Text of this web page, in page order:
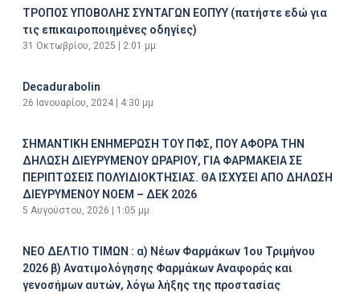
ΤΡΟΠΟΣ ΥΠΟΒΟΛΗΣ ΣΥΝΤΑΓΩΝ ΕΟΠΥΥ (πατήστε εδώ για
τις επικαιροποιημένες οδηγίες)
31 Οκτωβρίου, 2025 2:01 μμ
Decadurabolin
26 Ιανουαρίου, 2024 4:30 μμ
ΣΗΜΑΝΤΙΚΗ ΕΝΗΜΕΡΩΣΗ ΤΟΥ ΠΦΣ, ΠΟΥ ΑΦΟΡΑ ΤΗΝ
ΔΗΛΩΣΗ ΔΙΕΥΡΥΜΕΝΟΥ ΩΡΑΡΙΟΥ, ΓΙΑ ΦΑΡΜΑΚΕΙΑ ΣΕ
ΠΕΡΙΠΤΩΣΕΙΣ ΠΟΛΥΙΔΙΟΚΤΗΣΙΑΣ. ΘΑ ΙΣΧΥΣΕΙ ΑΠΟ ΔΗΛΩΣΗ
ΔΙΕΥΡΥΜΕΝΟΥ ΝΟΕΜ – ΔΕΚ 2026
5 Αυγούστου, 2026 1:05 μμ
ΝΕΟ ΔΕΛΤΙΟ ΤΙΜΩΝ : α) Νέων Φαρμάκων 1ου Τριμήνου
2026 β) Ανατιμολόγησης Φαρμάκων Αναφοράς και
γενοσήμων αυτών, λόγω λήξης της προστασίας